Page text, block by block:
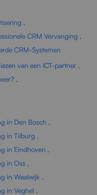
,
CRM Vervanging ,
CRM-Systemen
van een ICT-partner ,
,
in Den Bosch ,
in Tilburg ,
in Eindhoven ,
in Oss ,
in Waalwijk ,
in Veghel ,